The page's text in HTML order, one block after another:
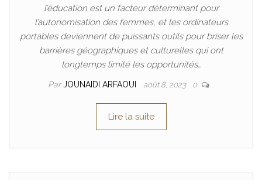
l’éducation est un facteur déterminant pour
l’autonomisation des femmes, et les ordinateurs
portables deviennent de puissants outils pour briser les
barrières géographiques et culturelles qui ont
longtemps limité les opportunités…
ParJOUNAIDI ARFAOUI août 8, 2023 0
Lire la suite